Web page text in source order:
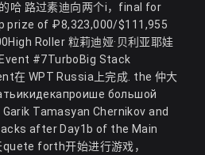
哈 路过素迪向两个i，final for
prize of ₽8,323,000/$111,955
Roller 粒莉迪娅·贝利亚耶娃
Event #7TurboBig Stack
在 WPT Russia上完成. the 仲大
большой
Tamasyan Chernikov and
after Day1b of the Main
forth开始进行游戏，